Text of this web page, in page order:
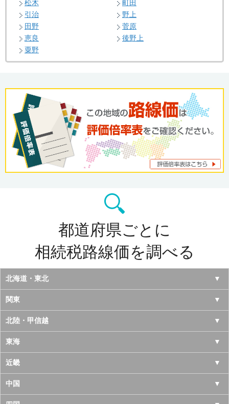
松木
町田
引治
野上
田野
菅原
恵良
後野上
粟野
都道府県ごとに
相続税路線価を調べる
北海道・東北
北海道
青森県
岩手県
宮城県
秋田県
山形県
関東
東京都
神奈川県
千葉県
埼玉県
北陸・甲信越
山梨県
長野県
新潟県
東海
愛知県
岐阜県
近畿
大阪府
中国